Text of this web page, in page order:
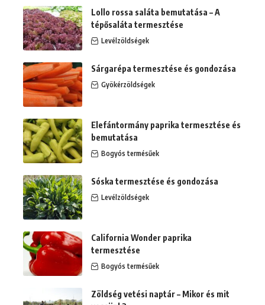
Lollo rossa saláta bemutatása – A
tépősaláta termesztése
Levélzöldségek
Sárgarépa termesztése és gondozása
Gyökérzöldségek
Elefántormány paprika termesztése és
bemutatása
Bogyós termésűek
Sóska termesztése és gondozása
Levélzöldségek
California Wonder paprika
termesztése
Bogyós termésűek
Zöldség vetési naptár – Mikor és mit